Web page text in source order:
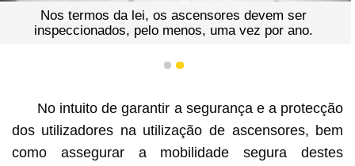
Os responsáveis
antecedência possível,
proceder à inspecção
devem ser
uma vez por ano.
1 2
No intuito de garantir a segurança e a protecção
dos utilizadores na utilização de ascensores, bem
como assegurar a mobilidade segura destes